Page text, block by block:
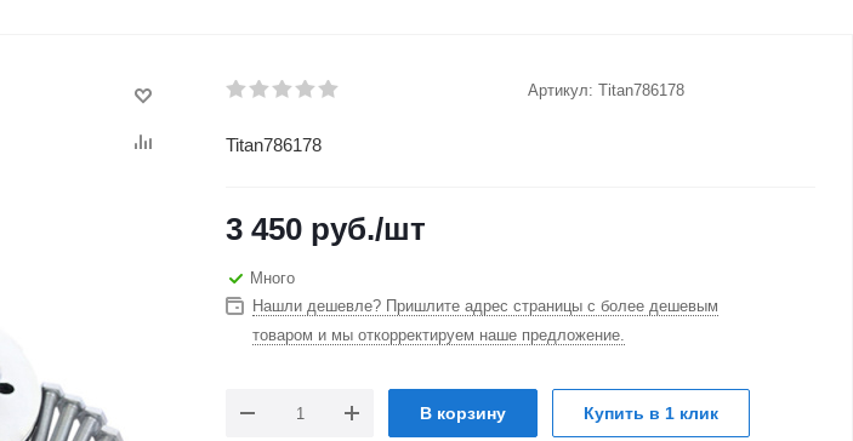
Артикул: Titan786178
Titan786178
3 450 руб./шт
Много
Нашли дешевле? Пришлите адрес страницы с более дешевым
товаром и мы откорректируем наше предложение.
В корзину Купить в 1 клик